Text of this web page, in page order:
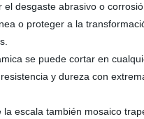
desgaste abrasivo o
o proteger a la
se puede cortar en
y dureza con
escala también mosaico